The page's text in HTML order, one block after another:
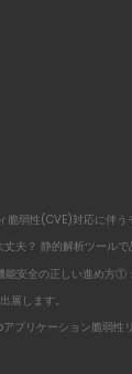
脆弱性(CVE)対応に伴う
夫？ 静的解析ツール
能安全の正しい進め方①
します。
プリケーション脆弱性